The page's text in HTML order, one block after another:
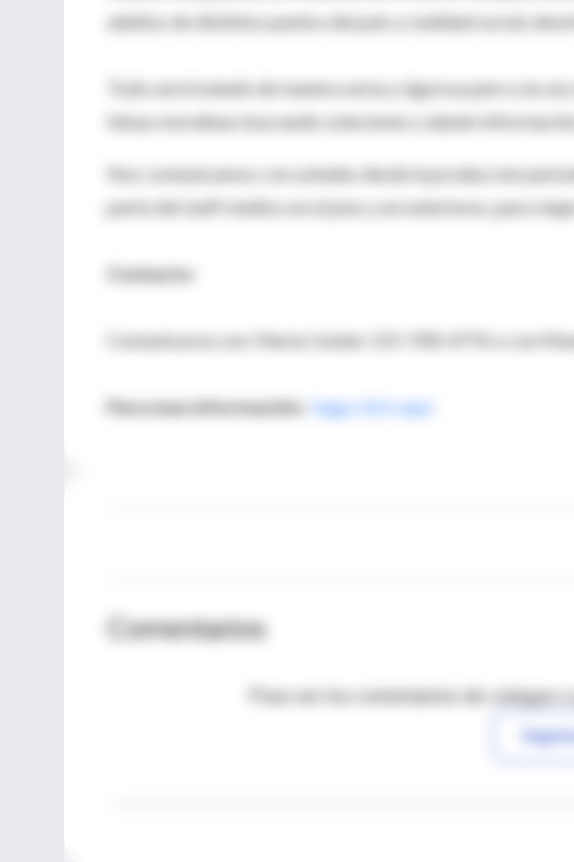
adultos de distintos puntos del pais y realidad social,
Todo será tratado de manera seria y rigurosa pero a la
falsas moralinas buscando soluciones y dando
Nos comunicamos con ustedes desde la produccion
parte del staff médico en el piso y en exteriores, para
Contacto:
Comunicarse con: María Ussher 155-930-4776 o con
Para mas información: haga click aquí
Comentarios
Para ver los comentarios de colegas